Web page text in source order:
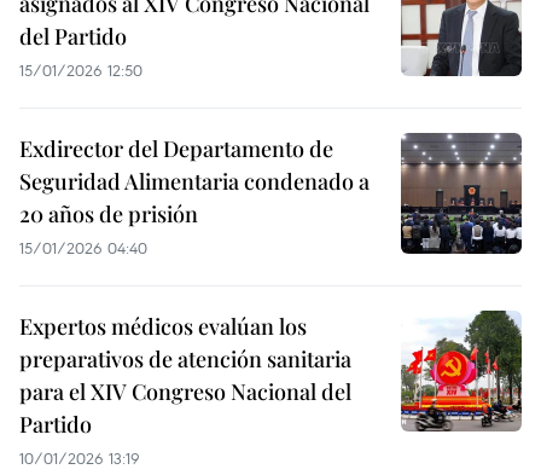
del Partido
15/01/2026 12:50
Exdirector del Departamento de
Seguridad Alimentaria condenado a
20 años de prisión
15/01/2026 04:40
Expertos médicos evalúan los
preparativos de atención sanitaria
para el XIV Congreso Nacional del
Partido
10/01/2026 13:19